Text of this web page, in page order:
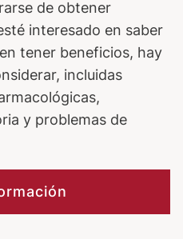
de obtener
interesado en saber
tener beneficios, hay
incluidas
y problemas de